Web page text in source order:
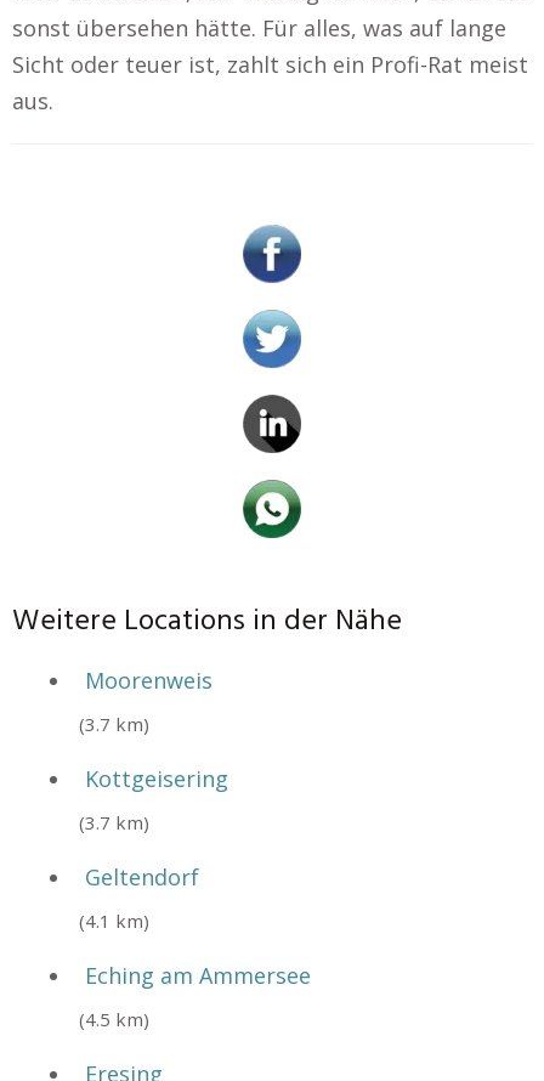
sonst übersehen hätte. Für alles, was auf lange
Sicht oder teuer ist, zahlt sich ein Profi-Rat meist
aus.
Weitere Locations in der Nähe
Moorenweis
(3.7 km)
Kottgeisering
(3.7 km)
Geltendorf
(4.1 km)
Eching am Ammersee
(4.5 km)
Eresing